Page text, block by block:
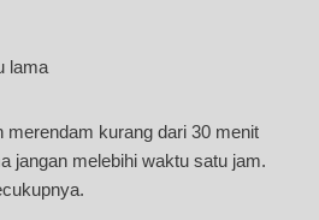
lama
merendam kurang dari 30 menit
jangan melebihi waktu satu jam.